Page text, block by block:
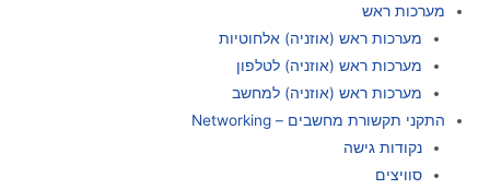
מערכות ראש
מערכות ראש (אוזניה) אלחוטיות
מערכות ראש (אוזניה) לטלפון
מערכות ראש (אוזניה) למחשב
התקני תקשורת מחשבים – Networking
נקודות גישה
סוויצים